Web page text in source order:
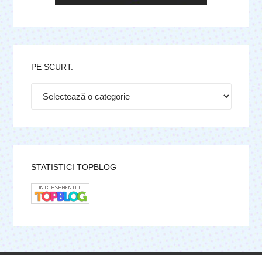
PE SCURT:
STATISTICI TOPBLOG